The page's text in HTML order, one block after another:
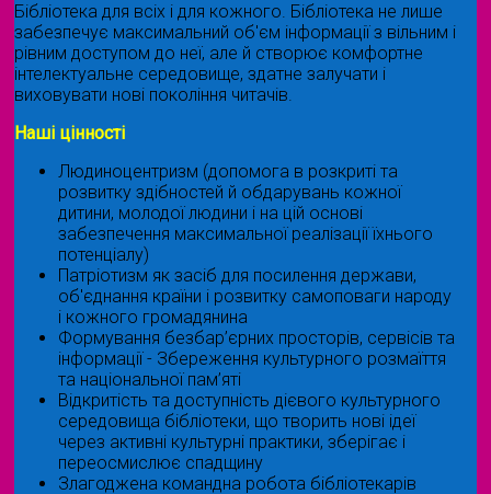
Бібліотека для всіх і для кожного. Бібліотека не лише
забезпечує максимальний об'єм інформації з вільним і
рівним доступом до неї, але й створює комфортне
інтелектуальне середовище, здатне залучати і
виховувати нові покоління читачів.
Наші цінності
Людиноцентризм (допомога в розкриті та
розвитку здібностей й обдарувань кожної
дитини, молодої людини і на цій основі
забезпечення максимальної реалізації їхнього
потенціалу)
Патріотизм як засіб для посилення держави,
об'єднання країни і розвитку самоповаги народу
і кожного громадянина
Формування безбар’єрних просторів, сервісів та
інформації - Збереження культурного розмаїття
та національної пам’яті
Відкритість та доступність дієвого культурного
середовища бібліотеки, що творить нові ідеї
через активні культурні практики, зберігає і
переосмислює спадщину
Злагоджена командна робота бібліотекарів